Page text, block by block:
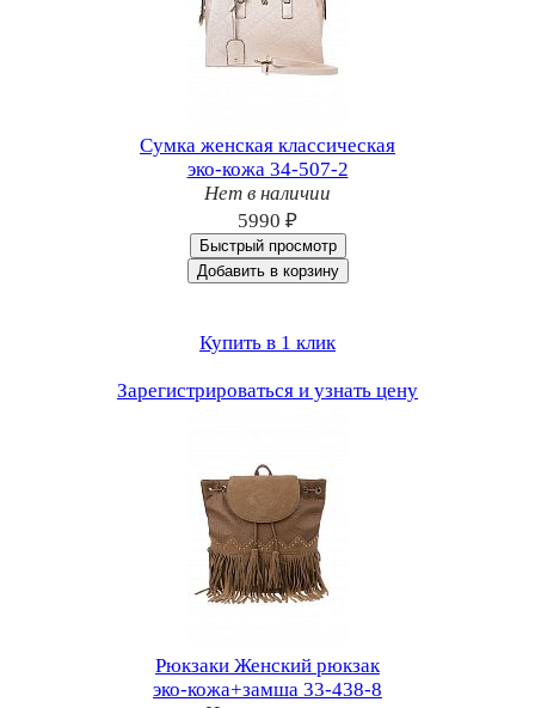
Сумка женская классическая
эко-кожа 34-507-2
Нет в наличии
5990 ₽
Быстрый просмотр
Добавить в корзину
Купить в 1 клик
Зарегистрироваться и узнать цену
Рюкзаки Женский рюкзак
эко-кожа+замша 33-438-8